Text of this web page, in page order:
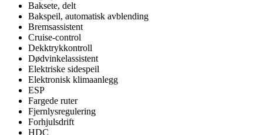
Baksete, delt
Bakspeil, automatisk avblending
Bremsassistent
Cruise-control
Dekktrykkontroll
Dødvinkelassistent
Elektriske sidespeil
Elektronisk klimaanlegg
ESP
Fargede ruter
Fjernlysregulering
Forhjulsdrift
HDC